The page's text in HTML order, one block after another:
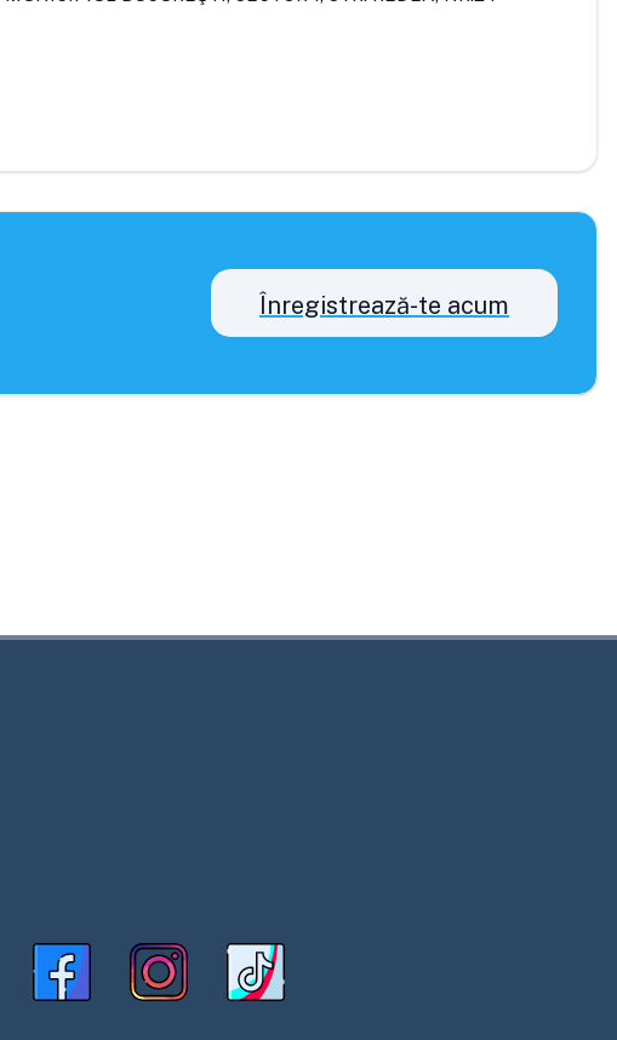
Înregistrează-te acum